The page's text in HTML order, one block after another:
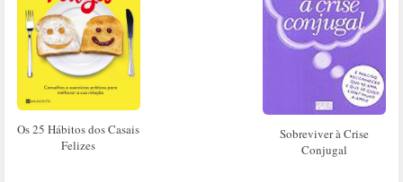
Os 25 Hábitos dos Casais
Felizes
Sobreviver à Crise
Conjugal